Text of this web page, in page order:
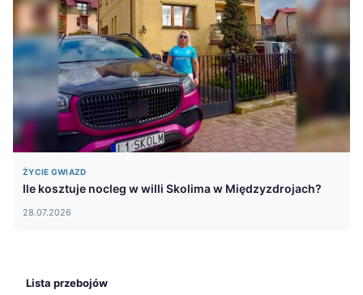
ŻYCIE GWIAZD
Ile kosztuje nocleg w willi Skolima w Międzyzdrojach?
28.07.2026
Lista przebojów